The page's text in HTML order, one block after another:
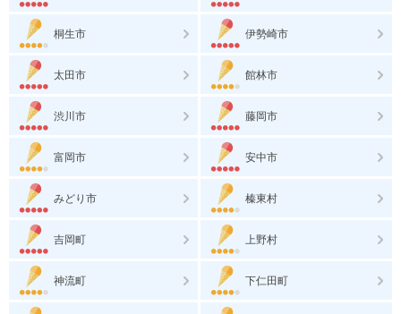
桐生市 伊勢崎市
太田市 館林市
渋川市 藤岡市
富岡市 安中市
みどり市 榛東村
吉岡町 上野村
神流町 下仁田町